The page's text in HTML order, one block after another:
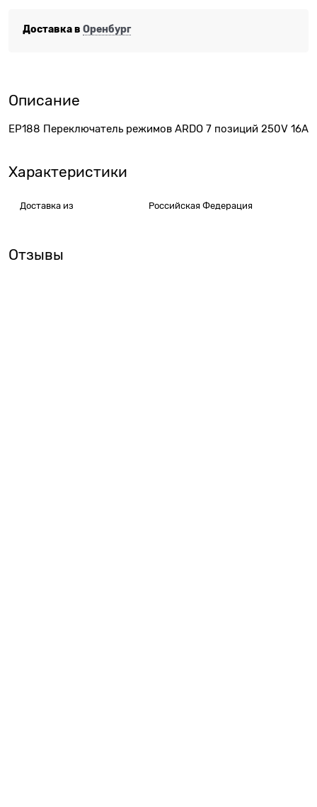
Доставка в Оренбург
Описание
ЕР188 Переключатель режимов ARDO 7 позиций 250V 16A
Характеристики
Доставка из Российская Федерация
Отзывы